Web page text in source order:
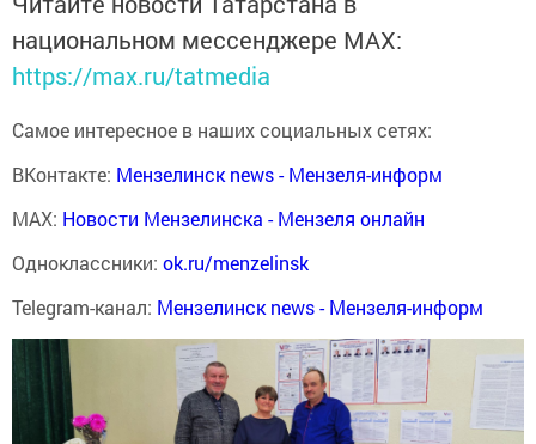
национальном мессенджере MАХ:
https://max.ru/tatmedia
Самое интересное в наших социальных сетях:
ВКонтакте: Мензелинск news - Мензеля-информ
MAX: Новости Мензелинска - Мензеля онлайн
Одноклассники: ok.ru/menzelinsk
Telegram-канал: Мензелинск news - Мензеля-информ